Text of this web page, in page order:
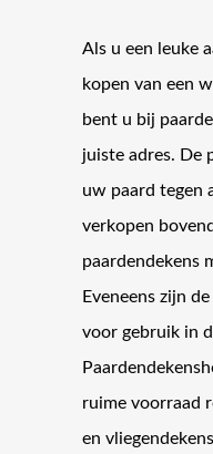
Als u een leuke
kopen van een
bent u bij
juiste adres. De
uw paard tegen
verkopen
paardendekens
Eveneens zijn
voor gebruik in
ruime voorraad
en